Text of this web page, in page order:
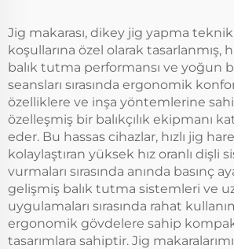
Jig makarası, dikey jig yapma
koşullarına özel olarak tasarlanmış,
balık tutma performansı ve yoğun
seansları sırasında ergonomik
özelliklere ve inşa yöntemlerine
özelleşmiş bir balıkçılık ekipmanı
eder. Bu hassas cihazlar, hızlı jig
kolaylaştıran yüksek hız oranlı dişli
vurmaları sırasında anında basınç
gelişmiş balık tutma sistemleri ve
uygulamaları sırasında rahat
ergonomik gövdelere sahip
tasarımlara sahiptir. Jig